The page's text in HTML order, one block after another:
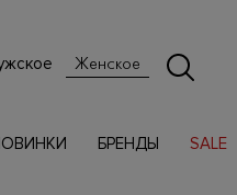
Женское
БРЕНДЫ SALE